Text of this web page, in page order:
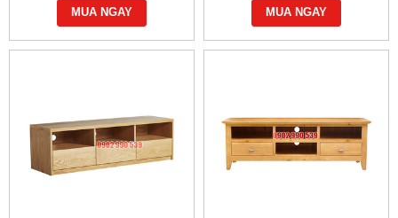
MUA NGAY MUA NGAY